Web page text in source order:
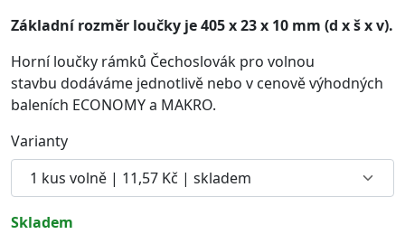
Základní rozměr loučky je 405 x 23 x 10 mm (d x š x v).
Horní loučky rámků Čechoslovák pro volnou
stavbu dodáváme jednotlivě nebo v cenově výhodných
baleních ECONOMY a MAKRO.
Varianty
skladem